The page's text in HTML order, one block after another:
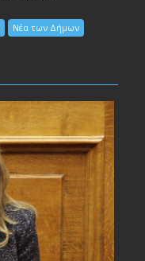
Νέα των Δήμων